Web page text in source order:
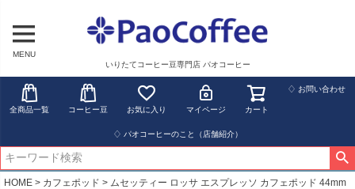
MENU
いりたてコーヒー豆専門店 パオコーヒー
全商品一覧 コーヒー豆 お気に入り マイページ カート
♢ お問い合わせ
♢ パオコーヒーのこと（店舗紹介）
HOME カフェポッド
ムセッティー ロッサ エスプレッソ カフェポッド 44mm